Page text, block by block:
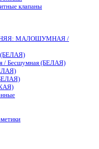
клапаны
МАЛОШУМНАЯ /
(БЕЛАЯ)
/ Бесшумная (БЕЛАЯ)